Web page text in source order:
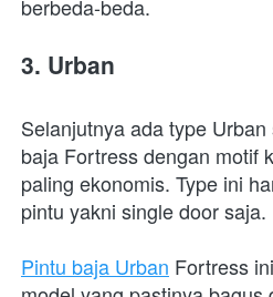
berbeda-beda.
3. Urban
Selanjutnya ada type
baja Fortress dengan motif
paling ekonomis. Type ini
pintu yakni single door saja.
Pintu baja Urban Fortress